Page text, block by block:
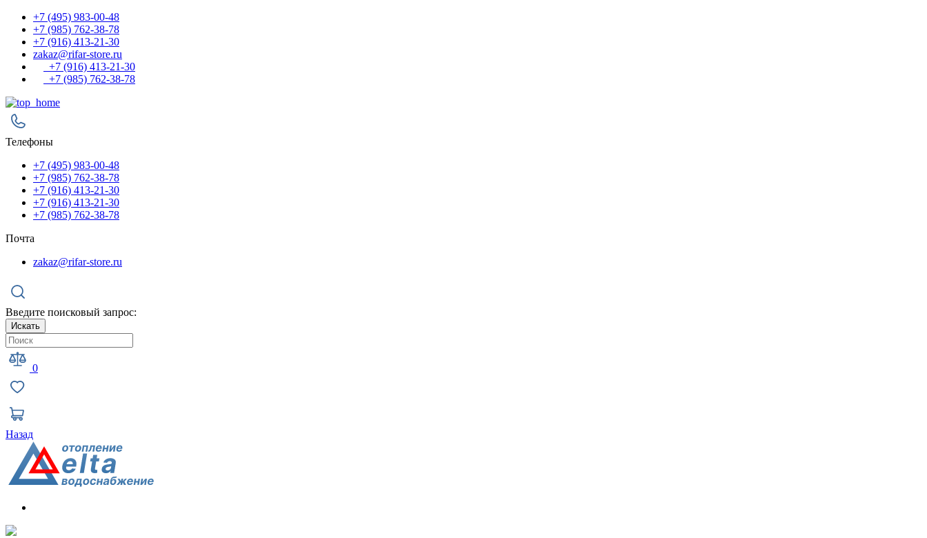
+7 (495) 983-00-48
+7 (985) 762-38-78
+7 (916) 413-21-30
zakaz@rifar-store.ru
+7 (916) 413-21-30
+7 (985) 762-38-78
Телефоны
+7 (495) 983-00-48
+7 (985) 762-38-78
+7 (916) 413-21-30
+7 (916) 413-21-30
+7 (985) 762-38-78
Почта
zakaz@rifar-store.ru
Введите поисковый запрос:
Искать
0
Назад